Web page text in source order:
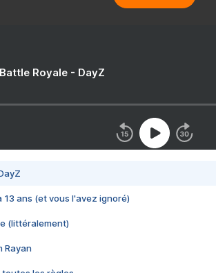
Royale - DayZ
13 ans (et vous l'avez ignoré)
(littéralement)
Rayan